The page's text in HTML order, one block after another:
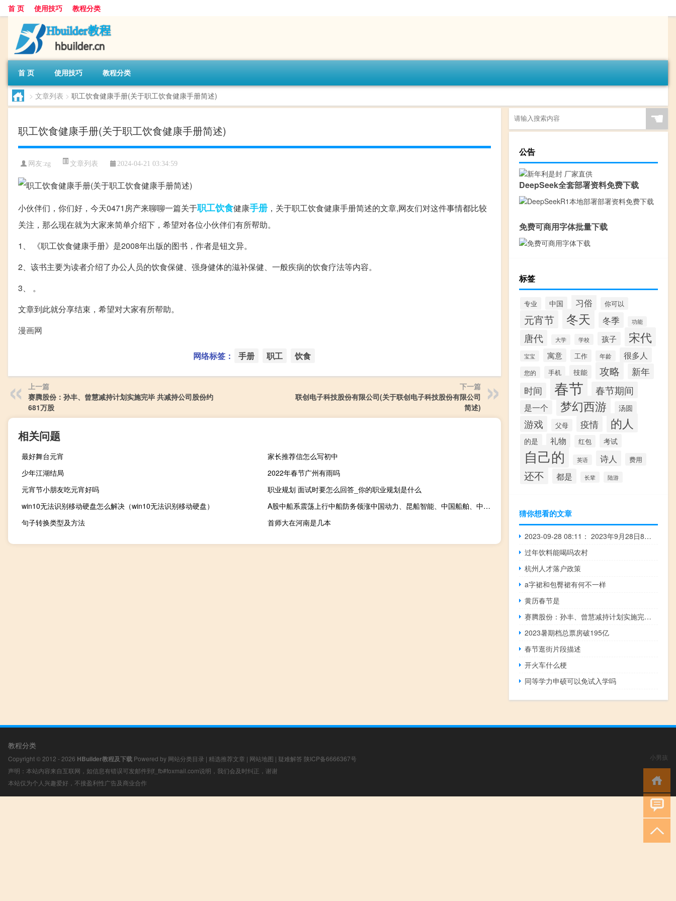
首 页 使用技巧 教程分类
首 页 使用技巧 教程分类
> 文章列表 > 职工饮食健康手册(关于职工饮食健康手册简述)
职工饮食健康手册(关于职工饮食健康手册简述)
网友:zg 文章列表 2024-04-21 03:34:59
小伙伴们，你们好，今天0471房产来聊聊一篇关于职工饮食健康手册 ，关于职工饮食健康手册简述的文章,网友们对这件事情都比较
关注，那么现在就为大家来简单介绍下，希望对各位小伙伴们有所帮助。
1、 《职工饮食健康手册》是2008年出版的图书，作者是钮文异。
2、该书主要为读者介绍了办公人员的饮食保健、强身健体的滋补保健、一般疾病的饮食疗法等内容。
3、 。
文章到此就分享结束，希望对大家有所帮助。
漫画网
网络标签： 手册 职工 饮食
上一篇
赛腾股份：孙丰、曾慧减持计划实施完毕 共减持公司股份约
681万股
下一篇
联创电子科技股份有限公司(关于联创电子科技股份有限公司
简述)
相关问题
最好舞台元宵
家长推荐信怎么写初中
少年江湖结局
2022年春节广州有雨吗
元宵节小朋友吃元宵好吗
职业规划 面试时要怎么回答_你的职业规划是什么
win10无法识别移动硬盘怎么解决（win10无法识别移动硬盘）
A股中船系震荡上行中船防务领涨中国动力、昆船智能、中国船舶、中国重工等跟涨
句子转换类型及方法
首师大在河南是几本
☚
公告
DeepSeek全套部署资料免费下载
免费可商用字体批量下载
标签
专业 中国 习俗 你可以
元宵节 冬天 冬季 功能
唐代 大学 学校 孩子 宋代
宝宝 寓意 工作 年龄 很多人
您的 手机 技能 攻略
新年
时间
春节 春节期间
是一个 梦幻西游 汤圆
游戏 父母 疫情 的人
的是 礼物 红包 考试
自己的 英语 诗人 费用
还不 都是 长辈 陆游
猜你想看的文章
2023-09-28 08:11： 2023年9月28日8时0分，G40沪陕高速南通段南通北至平潮枢纽限速取消。 ​​​
过年饮料能喝吗农村
杭州人才落户政策
a字裙和包臀裙有何不一样
黄历春节是
赛腾股份：孙丰、曾慧减持计划实施完毕 共减持公司股份约681万股
2023暑期档总票房破195亿
春节逛街片段描述
开火车什么梗
同等学力申硕可以免试入学吗
教程分类
Copyright © 2012 - 2026 HBuilder教程及下载 Powered by 网站分类目录 | 精选推荐文章 | 网站地图 | 疑难解答 陕ICP备6666367号
声明：本站内容来自互联网，如信息有错误可发邮件到f_fb#foxmail.com说明，我们会及时纠正，谢谢
本站仅为个人兴趣爱好，不接盈利性广告及商业合作
小男孩